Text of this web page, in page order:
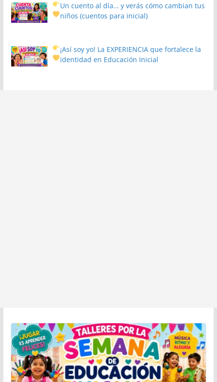
Un cuento al día… y verás cómo cambian tus
niños(cuentos para inicial)
¡Así soy yo! La EXPERIENCIA que fortalece la
identidad en Educación Inicial